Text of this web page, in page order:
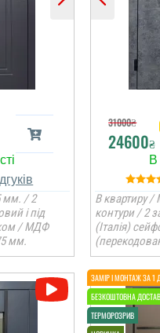
мм. / 2
і під
/ МДФ
мм.
31000₴
24600₴
В квартиру
контури / 2
(Італія)